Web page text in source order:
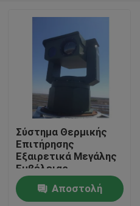
Σπίτι
Προϊόντα
Σχετικά με εμάς
Σύστημα Θερμικής
Επιτήρησης
Εξαιρετικά Μεγάλης
Εμβέλειας
Αποστολή